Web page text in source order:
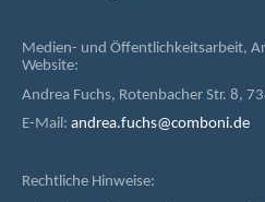
Medien- und Öffentlichkeitsarbeit,
Website:
Andrea Fuchs, Rotenbacher Str. 8,
E-Mail: andrea.fuchs@comboni.de
Rechtliche Hinweise: